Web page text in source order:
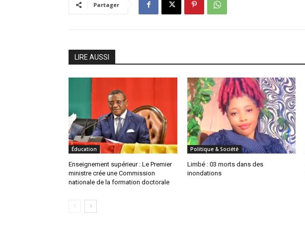
Partager
LIRE AUSSI
Éducation
Enseignement supérieur : Le Premier
ministre crée une Commission
nationale de la formation doctorale
Politique & Société
Limbé : 03 morts dans des
inondations